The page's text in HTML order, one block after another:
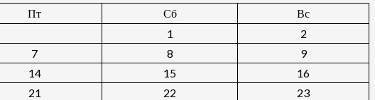
Пт Сб
Вс
1
2
7 8
9
14 15
16
21 22
23